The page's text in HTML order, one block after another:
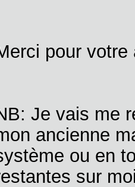
pour votre
Je vais me
ancienne
ou en
sur